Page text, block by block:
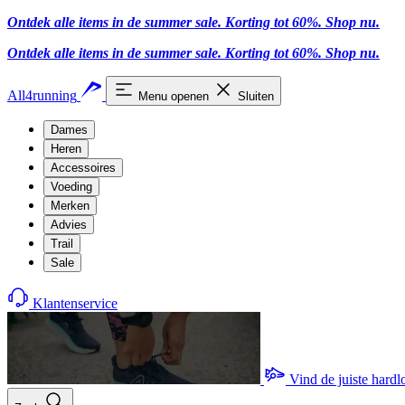
Ontdek alle items in de summer sale. Korting tot 60%. Shop nu.
Ontdek alle items in de summer sale. Korting tot 60%. Shop nu.
All4running Menu openen Sluiten
Dames
Heren
Accessoires
Voeding
Merken
Advies
Trail
Sale
Klantenservice
Vind de juiste